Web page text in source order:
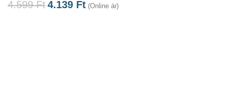
4.599Ft4.139 Ft (Online ár)